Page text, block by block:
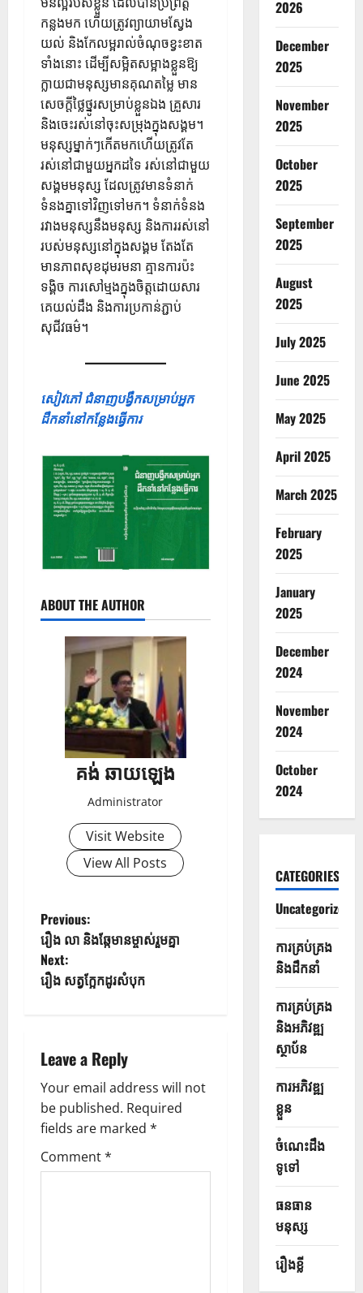
កន្លងមក ហើយត្រូវព្យាយាមស្វែង
យល់ និងកែលម្អរាល់ចំណុចខ្វះខាត
ទាំងនោះ ដើម្បីសម្អិតសម្អាងខ្លួនឱ្យ
ក្លាយជាមនុស្សមានគុណតម្លៃ មាន
សេចក្តីថ្លៃថ្នូរសម្រាប់ខ្លួនឯង គ្រួសារ
និងចេះរស់នៅចុះសម្រុងក្នុងសង្គម។
មនុស្សម្នាក់ៗកើតមកហើយត្រូវតែ
រស់នៅជាមួយអ្នកដទៃ រស់នៅជាមួយ
សង្គមមនុស្ស ដែលត្រូវមានទំនាក់
ទំនងគ្នាទៅវិញទៅមក។ ទំនាក់ទំនង
រវាងមនុស្សនឹងមនុស្ស និងការរស់នៅ
របស់មនុស្សនៅក្នុងសង្គម តែងតែ
មានភាពសុខដុមរមនា គ្មានការប៉ះ
ទង្គិច ការសៅម្មងក្នុងចិត្តដោយសារ
គេយល់ដឹង និងការប្រកាន់ភ្ជាប់
សុជីវធម៌។
សៀវភៅ ជំនាញបង្វឹកសម្រាប់អ្នក
ដឹកនាំនៅកន្លែងធ្វើការ
ABOUT THE AUTHOR
គង់ ឆាយឡេង
Administrator
Visit Website
View All Posts
Previous:
រឿង លា និងឆ្កែមានម្ចាស់រួមគ្នា
Next:
រឿង សត្វក្អែកដូរសំបុក
Leave a Reply
Your email address will not
be published. Required
fields are marked *
Comment*
2026
December
2025
November
2025
October
2025
September
2025
August
2025
July 2025
June 2025
May 2025
April 2025
March 2025
February
2025
January
2025
December
2024
November
2024
October
2024
CATEGORIES
Uncategorized
ការគ្រប់គ្រង
និងដឹកនាំ
ការគ្រប់គ្រង
និងអភិវឌ្ឍ
ស្ថាប័ន
ការអភិវឌ្ឍ
ខ្លួន
ចំណេះដឹង
ទូទៅ
ធនធាន
មនុស្ស
រឿងខ្លី